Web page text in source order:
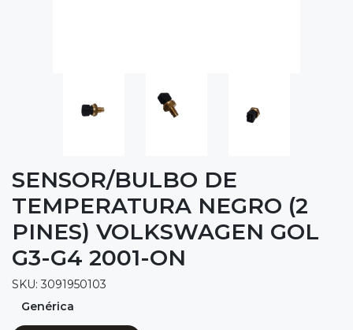
SENSOR/BULBO DE
TEMPERATURA NEGRO (2
PINES) VOLKSWAGEN GOL
G3-G4 2001-ON
SKU: 3091950103
Genérica